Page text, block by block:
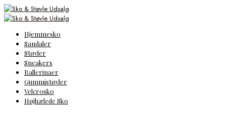
Hjemmesko
Sandaler
Støvler
Sneakers
Ballerinaer
Gummistøvler
Velcrosko
Højhælede Sko